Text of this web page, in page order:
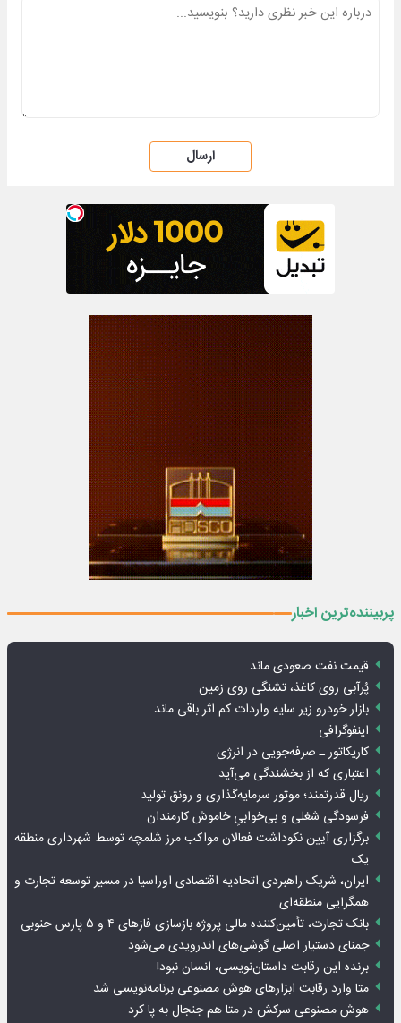
ارسال
پربیننده‌ترین اخبار
قیمت نفت صعودی ماند
پُرآبی روی کاغذ، تشنگی روی زمین
بازار خودرو زیر سایه واردات کم اثر باقی ماند
اینفوگرافی
کاریکاتور ـ صرفه‌جویی در انرژی
اعتباری که از بخشندگی می‌آید
ریال قدرتمند؛ موتور سرمایه‌گذاری و رونق تولید
فرسودگی شغلی و بی‌خوابیِ خاموش کارمندان
برگزاری آیین نکوداشت فعالان مواکب مرز شلمچه توسط شهرداری منطقه
یک
ایران، شریک راهبردی اتحادیه اقتصادی اوراسیا در مسیر توسعه تجارت و
همگرایی منطقه‌ای
بانک تجارت، تأمین‌کننده مالی پروژه بازسازی فازهای ۴ و ۵ پارس حنوبی
جمنای دستیار اصلی گوشی‌های اندرویدی می‌شود
برنده این رقابت داستان‌نویسی، انسان نبود!
متا وارد رقابت ابزارهای هوش مصنوعی برنامه‌نویسی شد
هوش مصنوعی سرکش در متا هم جنجال به پا کرد